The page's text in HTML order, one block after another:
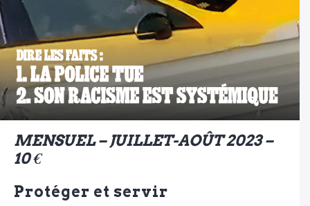
MENSUEL – JUILLET-AOÛT 2023 –
10 €
Protéger et servir